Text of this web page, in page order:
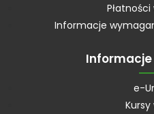
Płatności
Informacje
e-